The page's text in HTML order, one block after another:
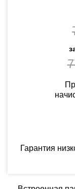
Гарантия